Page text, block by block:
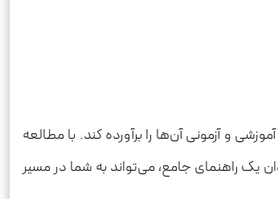
و آزمونی آن‌ها را برآورده کند. با مطالعه
یک راهنمای جامع، می‌تواند به شما در مسیر